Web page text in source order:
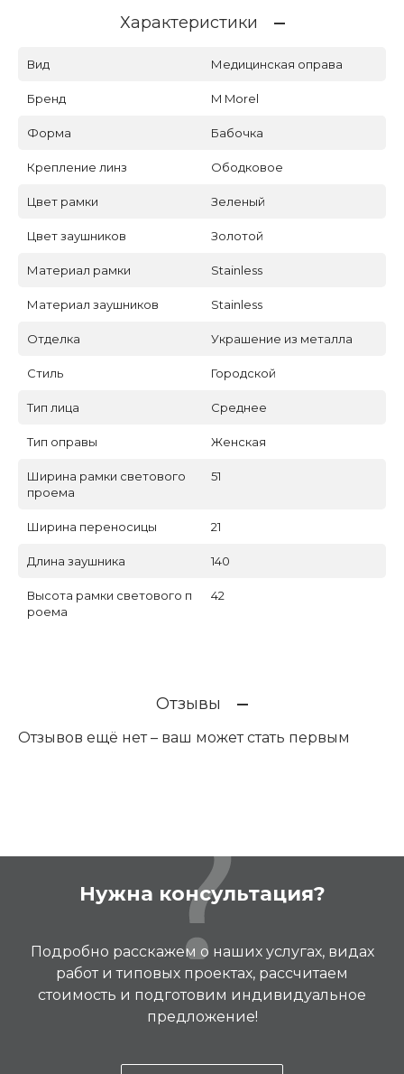
Характеристики
Вид Медицинская оправа
Бренд M Morel
Форма Бабочка
Крепление линз Ободковое
Цвет рамки Зеленый
Цвет заушников Золотой
Материал рамки Stainless
Материал заушников Stainless
Отделка Украшение из металла
Стиль Городской
Тип лица Среднее
Тип оправы Женская
Ширина рамки светового
проема
51
Ширина переносицы 21
Длина заушника 140
Высота рамки светового п
роема
42
Отзывы
Отзывов ещё нет – ваш может стать первым
Нужна консультация?
Подробно расскажем о наших услугах, видах
работ и типовых проектах, рассчитаем
стоимость и подготовим индивидуальное
предложение!